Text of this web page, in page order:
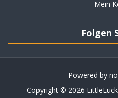
Mein
Folgen
Powered by
Copyright © 2026